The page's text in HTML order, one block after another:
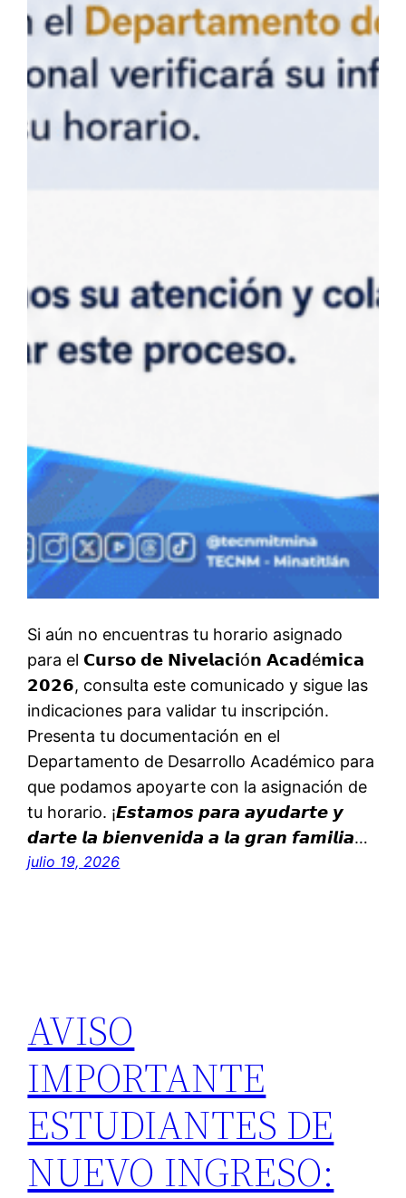
Si aún no encuentras tu horario asignado
para el 𝗖𝘂𝗿𝘀𝗼 𝗱𝗲 𝗡𝗶𝘃𝗲𝗹𝗮𝗰𝗶ó𝗻 𝗔𝗰𝗮𝗱é𝗺𝗶𝗰𝗮
𝟮𝟬𝟮𝟲, consulta este comunicado y sigue las
indicaciones para validar tu inscripción.
Presenta tu documentación en el
Departamento de Desarrollo Académico para
que podamos apoyarte con la asignación de
tu horario. ¡𝙀𝙨𝙩𝙖𝙢𝙤𝙨 𝙥𝙖𝙧𝙖 𝙖𝙮𝙪𝙙𝙖𝙧𝙩𝙚 𝙮
𝙙𝙖𝙧𝙩𝙚 𝙡𝙖 𝙗𝙞𝙚𝙣𝙫𝙚𝙣𝙞𝙙𝙖 𝙖 𝙡𝙖 𝙜𝙧𝙖𝙣 𝙛𝙖𝙢𝙞𝙡𝙞𝙖…
julio 19, 2026
AVISO
IMPORTANTE
ESTUDIANTES DE
NUEVO INGRESO: